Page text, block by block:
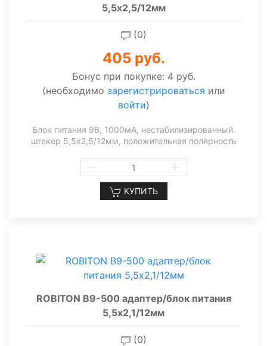
5,5х2,5/12мм
(0)
405 руб.
Бонус при покупке: 4 руб.
(необходимо зарегистрироваться или
войти)
Блок питания 9В, 1000мА, нестабилизированный.
штекер 5,5х2,5/12мм, положительная полярность
КУПИТЬ
ROBITON B9-500 адаптер/блок питания
5,5х2,1/12мм
(0)